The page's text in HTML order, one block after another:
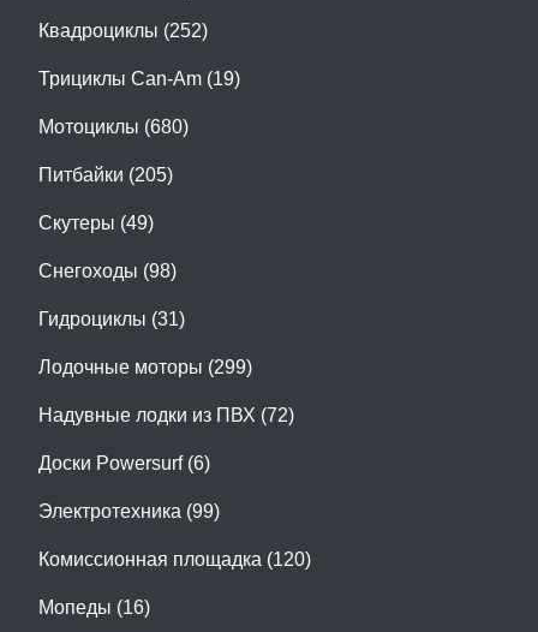
Квадроциклы (252)
Трициклы Can-Am (19)
Мотоциклы (680)
Питбайки (205)
Скутеры (49)
Снегоходы (98)
Гидроциклы (31)
Лодочные моторы (299)
Надувные лодки из ПВХ (72)
Доски Powersurf (6)
Электротехника (99)
Комиссионная площадка (120)
Мопеды (16)